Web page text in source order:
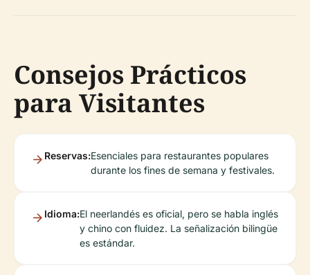
Consejos Prácticos
para Visitantes
Reservas:Esenciales para restaurantes populares
durante los fines de semana y festivales.
Idioma:El neerlandés es oficial, pero se habla inglés
y chino con fluidez. La señalización bilingüe
es estándar.